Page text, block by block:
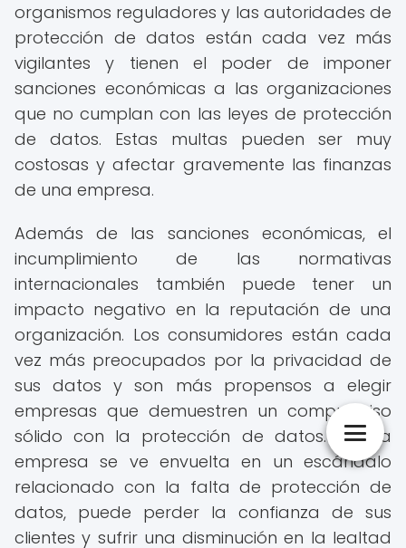
organismos reguladores y las autoridades de
protección de datos están cada vez más
vigilantes y tienen el poder de imponer
sanciones económicas a las organizaciones
que no cumplan con las leyes de protección
de datos. Estas multas pueden ser muy
costosas y afectar gravemente las finanzas
de una empresa.
Además de las sanciones económicas, el
incumplimiento de las normativas
internacionales también puede tener un
impacto negativo en la reputación de una
organización. Los consumidores están cada
vez más preocupados por la privacidad de
sus datos y son más propensos a elegir
empresas que demuestren un compromiso
sólido con la protección de datos. Si una
empresa se ve envuelta en un escándalo
relacionado con la falta de protección de
datos, puede perder la confianza de sus
clientes y sufrir una disminución en la lealtad